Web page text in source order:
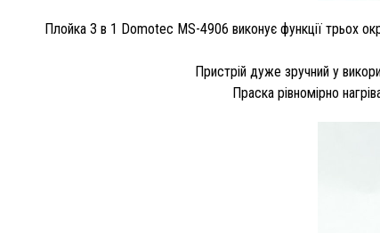
Плойка 3 в 1 Domotec MS-4906 виконує функції трьох
Пристрій дуже зручний у
Праска рівномірно